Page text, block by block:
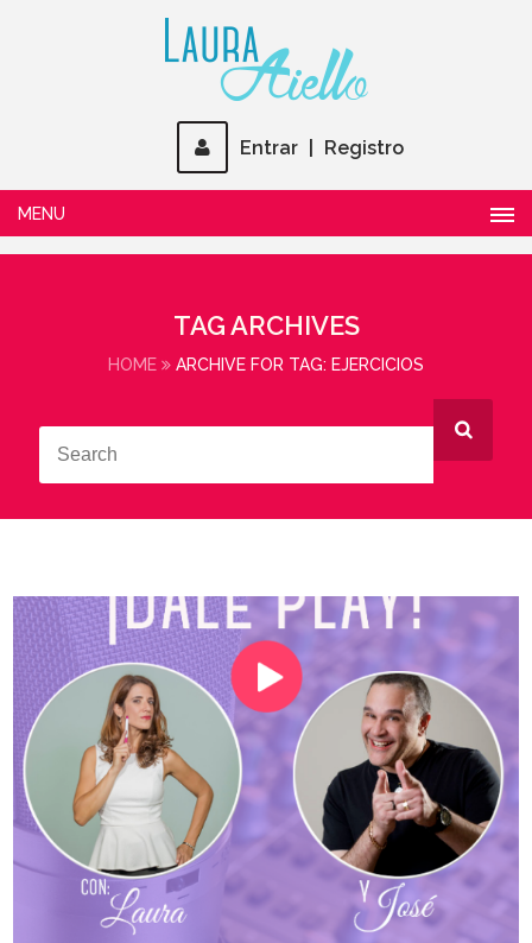
Entrar Registro
MENU
TAG ARCHIVES
HOME ARCHIVE FOR TAG: EJERCICIOS